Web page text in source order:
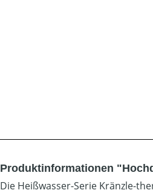
Produktinformationen
Die Heißwasser-Serie Kränzle-